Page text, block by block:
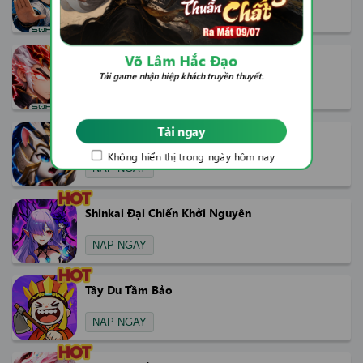
NẠP NGAY
Phong Hầu Tam Quốc
3Q Chess - Kỳ Thủ Tam Quốc
NẠP NGAY
Shinkai Đại Chiến Khởi Nguyên
NẠP NGAY
Tây Du Tầm Bảo
NẠP NGAY
Võ Lâm Hắc Đạo
Tải game nhận hiệp khách truyền thuyết.
Tải ngay
Không hiển thị trong ngày hôm nay